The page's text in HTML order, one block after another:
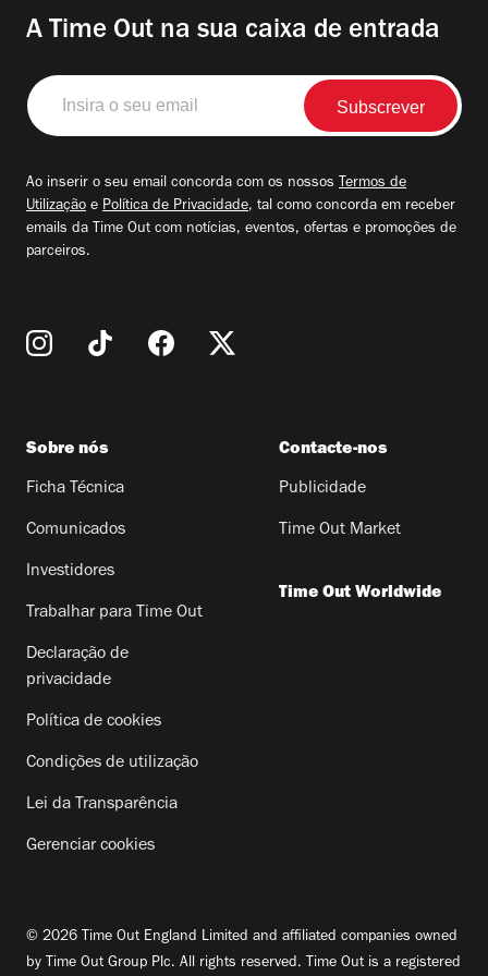
A Time Out na sua caixa de entrada
Insira
o
seu
Ao inserir o seu email concorda com os nossos Termos de
Utilização e Política de Privacidade, tal como concorda em receber
emails da Time Out com notícias, eventos, ofertas e promoções de
parceiros.
Sobre nós
Ficha Técnica
Comunicados
Investidores
Trabalhar para Time Out
Declaração de
privacidade
Política de cookies
Condições de utilização
Lei da Transparência
Gerenciar cookies
Contacte-nos
Publicidade
Time Out Market
Time Out Worldwide
© 2026 Time Out England Limited and affiliated companies owned
by Time Out Group Plc. All rights reserved. Time Out is a registered